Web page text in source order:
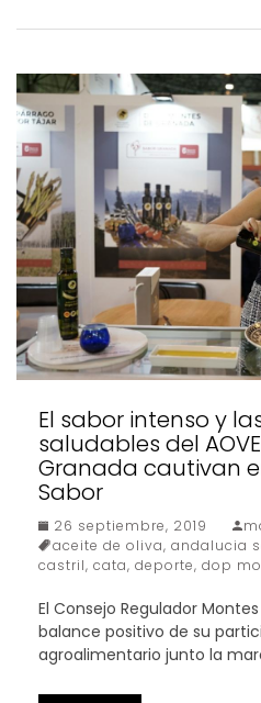
El sabor intenso y
saludables del
Granada cautivan
Sabor
26 septiembre, 2019
aceite de oliva, andalucia
castril, cata, deporte, dop
El Consejo Regulador
balance positivo de su
agroalimentario junto la